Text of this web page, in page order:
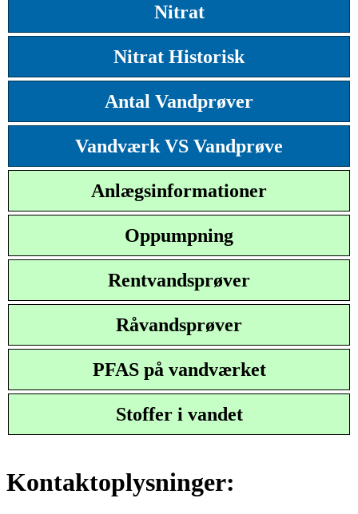
Nitrat
Nitrat Historisk
Antal Vandprøver
Vandværk VS Vandprøve
Anlægsinformationer
Oppumpning
Rentvandsprøver
Råvandsprøver
PFAS på vandværket
Stoffer i vandet
Kontaktoplysninger: